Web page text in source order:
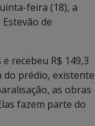
feira (18), a
de
recebeu R$ 149,3
prédio, existente
as obras
fazem parte do